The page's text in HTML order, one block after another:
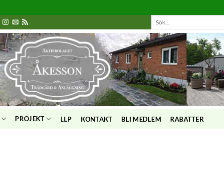
PROJEKT LLP KONTAKT BLI MEDLEM RABATTER